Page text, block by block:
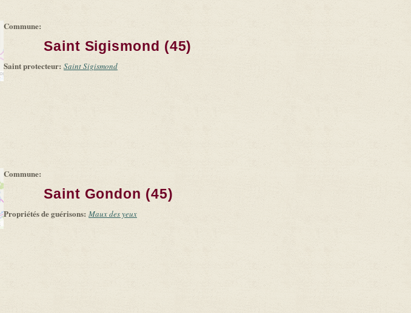
Commune:
Saint Sigismond (45)
Saint protecteur: Saint Sigismond
Commune:
Saint Gondon (45)
Propriétés de guérisons: Maux des yeux